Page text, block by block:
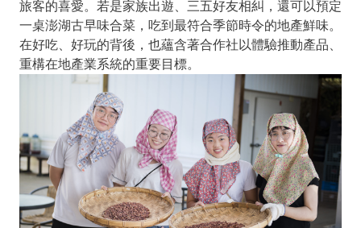
旅客的喜愛。若是家族出遊、三五好友相糾，還可以預定
一桌澎湖古早味合菜，吃到最符合季節時令的地產鮮味。
在好吃、好玩的背後，也蘊含著合作社以體驗推動產品、
重構在地產業系統的重要目標。